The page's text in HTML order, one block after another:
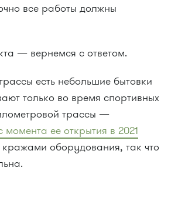
все работы должны
— вернемся с ответом.
есть небольшие бытовки
только во время спортивных
трассы —
момента ее открытия в 2021
оборудования, так что